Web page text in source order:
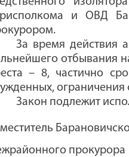
и ОВД
За время действия
отбывания
– 8, частично
ограничения
Закон подлежит
прокурора